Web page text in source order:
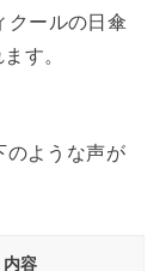
クールの日傘
す。
のような声が
内容